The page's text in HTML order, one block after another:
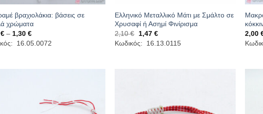
βραχιολάκια: βάσεις σε
χρώματα
€ – 1,30 €Price
range:
0,91 €
16.05.0072
Ελληνικό Μεταλλικό Μάτι με Σμάλτο σε
Χρυσαφί ή Ασημί Φινίρισμα
2,10€ Original
price
was:
1,47 €Η
τρέχουσα
τιμή
Κωδικός: 16.13.0115
2,00